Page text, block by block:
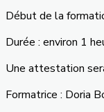
Début de la
Durée : environ 1
Une attestation
Formatrice : Doria